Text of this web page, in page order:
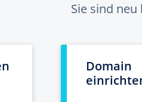
Sie sind
Domain